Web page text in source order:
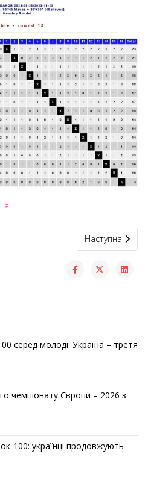
з Іршави Мойсей Катерина
Наступна
Наступна
серед молоді: Україна – третя
чемпіонату Європи – 2026 з
100: українці продовжують